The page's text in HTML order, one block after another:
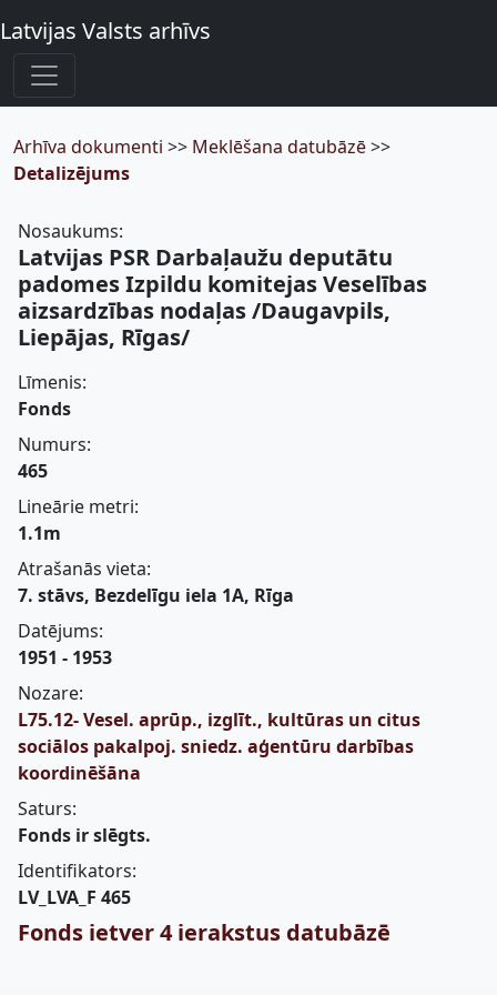
Latvijas Valsts arhīvs
Arhīva dokumenti >> Meklēšana datubāzē>>
Detalizējums
Nosaukums:
Latvijas PSR Darbaļaužu deputātu
padomes Izpildu komitejas Veselības
aizsardzības nodaļas /Daugavpils,
Liepājas, Rīgas/
Līmenis:
Fonds
Numurs:
465
Lineārie metri:
1.1m
Atrašanās vieta:
7. stāvs, Bezdelīgu iela 1A, Rīga
Datējums:
1951 - 1953
Nozare:
L75.12- Vesel. aprūp., izglīt., kultūras un citus
sociālos pakalpoj. sniedz. aģentūru darbības
koordinēšāna
Saturs:
Fonds ir slēgts.
Identifikators:
LV_LVA_F 465
Fonds ietver 4 ierakstus datubāzē